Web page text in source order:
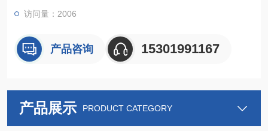
访问量：2006
产品咨询 15301991167
产品展示 PRODUCT CATEGORY